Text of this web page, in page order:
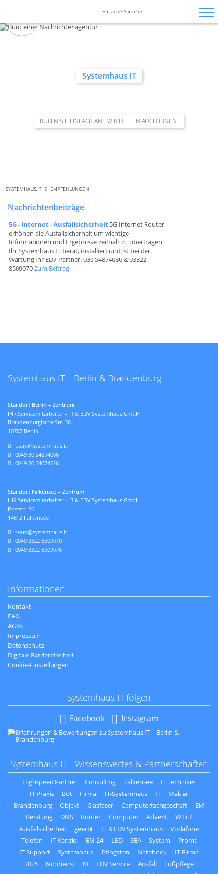
überspringen
überspringen
Einfache Sprache
Systemhaus IT
RUFEN SIE EINFACH AN - WIR HELFEN AUCH IHNEN.
SYSTEMHAUS.IT EMPFEHLUNGEN
Nachrichtenbeiträge
5G - Internet - Ausfallsicherheit 5G Internet Router
erhöhen die Ausfallsicherheit um wichtige
Informationen und Ergebnisse zeitnah zu übertragen.
Ihr Systemhaus IT berät, installiert und ist bei der
Wartung Ihr EDV Partner. 030 54874086 & 03322
8509070Zum Beitrag
Systemhaus IT – Berlin & Brandenburg
Standort Berlin – Zentrum
IHR Servicemitarbeiter – IT & EDV Systemhaus GmbH
Brandenburgische Str. 38
10707 Berlin
team@systemhaus.it
0049 30 54874086
0049 30 64074526
Standort Falkensee – Zentrum
IHR Servicemitarbeiter – IT & EDV Systemhaus GmbH
Poststr. 26
14612 Falkensee
team@systemhaus.it
0049 3322 8509070
0049 3322 8509076
Informationen
Navigation
überspringen
Kontakt
FAQ
AGBs
Impressum
Datenschutz
Digitale Barrierefreiheit
Cookie-Einstellungen
Systemhaus IT folgen
überspringen
Facebook Instagram
Systemhaus IT - Wissenswertes & Partnerschaften
Highspeed Partner Consulting Falkensee
IT Techniker
IT Praxis
Bot Firma IT-Systemhaus IT
Makler
Brandenburg
Objekt Glasfaser Computerfachgeschäft
EM
Beratung
DNS Router Computer Advent
WiFi 7
Ausfallsicherheit
geerbt IT & EDV Systemhaus
Vodafone
Telefon
IT Kanzlei EM 24 LED SEA System
Promt
IT Support
Systemhaus Pfingsten Notebook
IT-Firma
2025
Notdienst KI EDV Service Ausfall
Fußpflege